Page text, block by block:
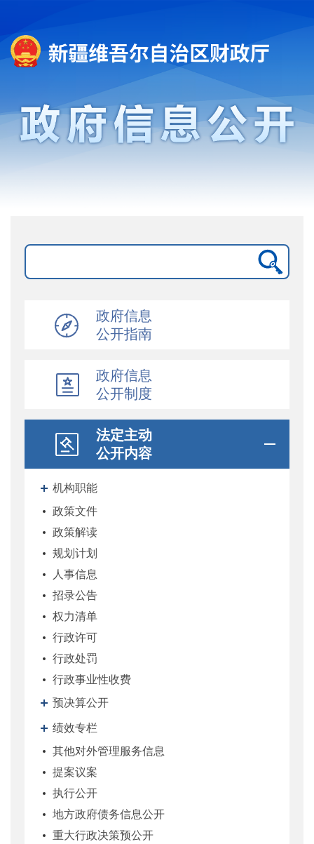
政府信息
公开指南
政府信息
公开制度
法定主动
公开内容
机构职能
政策文件
政策解读
规划计划
人事信息
招录公告
权力清单
行政许可
行政处罚
行政事业性收费
预决算公开
绩效专栏
其他对外管理服务信息
提案议案
执行公开
地方政府债务信息公开
重大行政决策预公开